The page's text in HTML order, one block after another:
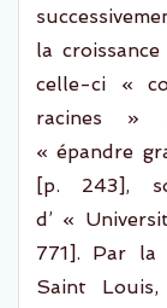
la croissance
celle-ci «
racines »
« épandre
[p. 243],
d’ «
771]. Par la
Saint